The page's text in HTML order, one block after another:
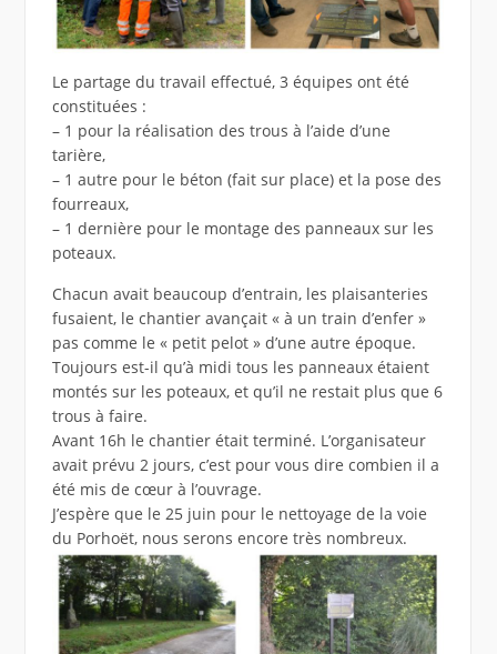
Le partage du travail effectué, 3 équipes ont été
constituées :
– 1 pour la réalisation des trous à l’aide d’une
tarière,
– 1 autre pour le béton (fait sur place) et la pose des
fourreaux,
– 1 dernière pour le montage des panneaux sur les
poteaux.
Chacun avait beaucoup d’entrain, les plaisanteries
fusaient, le chantier avançait « à un train d’enfer »
pas comme le « petit pelot » d’une autre époque.
Toujours est-il qu’à midi tous les panneaux étaient
montés sur les poteaux, et qu’il ne restait plus que 6
trous à faire.
Avant 16h le chantier était terminé. L’organisateur
avait prévu 2 jours, c’est pour vous dire combien il a
été mis de cœur à l’ouvrage.
J’espère que le 25 juin pour le nettoyage de la voie
du Porhoët, nous serons encore très nombreux.